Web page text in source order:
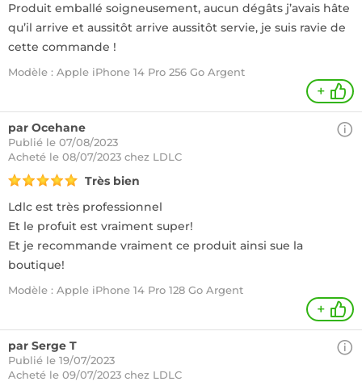
Produit emballé soigneusement, aucun dégâts j’avais hâte
qu’il arrive et aussitôt arrive aussitôt servie, je suis ravie de
cette commande !
Modèle : Apple iPhone 14 Pro 256 Go Argent
+
par Ocehane
Publié le 07/08/2023
Acheté le 08/07/2023 chez LDLC
Très bien
Ldlc est très professionnel
Et le profuit est vraiment super!
Et je recommande vraiment ce produit ainsi sue la
boutique!
Modèle : Apple iPhone 14 Pro 128 Go Argent
+
par Serge T
Publié le 19/07/2023
Acheté le 09/07/2023 chez LDLC